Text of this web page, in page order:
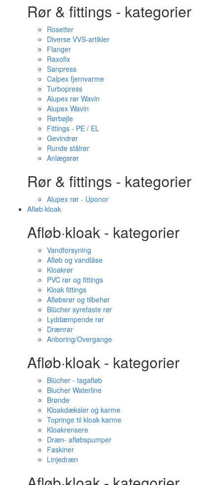
Rør & fittings - kategorier
Rosetter
Diverse VVS-artikler
Flanger
Raxofix
Sanpress
Calpex fjernvarme
Turbopress
Alupex rør Wavin
Alupex Wavin
Rørbøjle
Fittings - PE / EL
Gevindrør
Runde stålrør
Anlægsrør
Rør & fittings - kategorier
Alupex rør - Uponor
Afløb·kloak
Afløb·kloak - kategorier
Vandforsyning
Afløb og vandlåse
Kloakrør
PVC rør og fittings
Kloak fittings
Afløbsrør og tilbehør
Blücher syrefaste rør
Lyddæmpende rør
Drænrør
Anboring/Overgange
Afløb·kloak - kategorier
Blücher - tagafløb
Blucher Waterline
Brønde
Kloakdæksler og karme
Topringe til kloak karme
Kloakrensere
Dræn- afløbspumper
Faskiner
Linjedræn